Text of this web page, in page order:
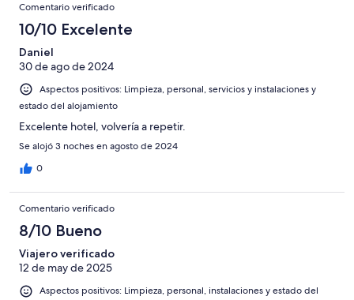
Comentario verificado
10/10 Excelente
Daniel
30 de ago de 2024
Aspectos positivos: Limpieza, personal, servicios y instalaciones y
estado del alojamiento
Excelente hotel, volvería a repetir.
Se alojó 3 noches en agosto de 2024
0
Comentario verificado
8/10 Bueno
Viajero verificado
12 de may de 2025
Aspectos positivos: Limpieza, personal, instalaciones y estado del